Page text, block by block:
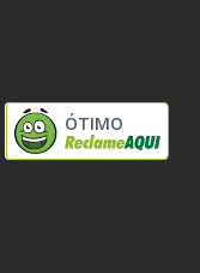
ÓTIMO